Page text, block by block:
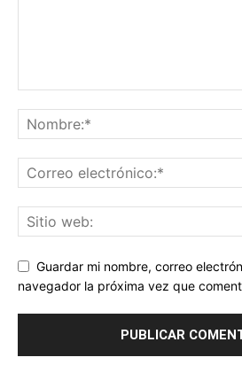
Guardar mi nombre, correo
navegador la próxima vez que